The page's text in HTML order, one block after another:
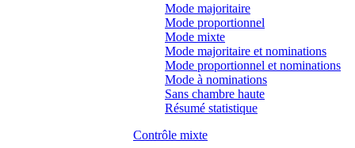
Mode majoritaire
Mode proportionnel
Mode mixte
Mode majoritaire et nominations
Mode proportionnel et nominations
Mode à nominations
Sans chambre haute
Résumé statistique
Contrôle mixte